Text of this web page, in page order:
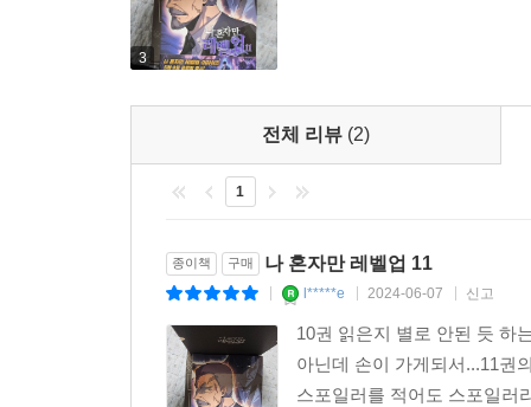
3
전체 리뷰 (2)
1
종이책 구매 나 혼자만 레벨업 11
l*****e 2024-06-07 신고
10권 읽은지 별로 안된 듯 하
아닌데 손이 가게되서...11권
스포일러를 적어도 스포일러